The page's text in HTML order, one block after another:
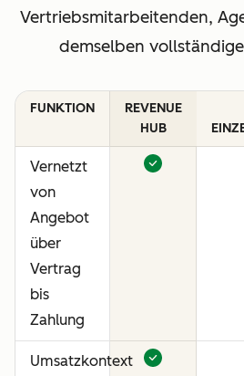
Vertriebsmitarbeitenden,
demselben
FUNKTION
REVENUE
HUB
Vernetzt
von
Angebot
über
Vertrag
bis
Zahlung
Umsatzkontext